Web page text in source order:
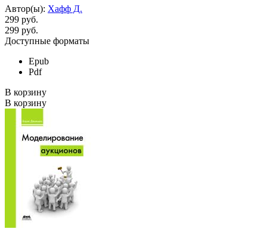
Автор(ы): Хафф Д.
299 руб.
299 руб.
Доступные форматы
Epub
Pdf
В корзину
В корзину